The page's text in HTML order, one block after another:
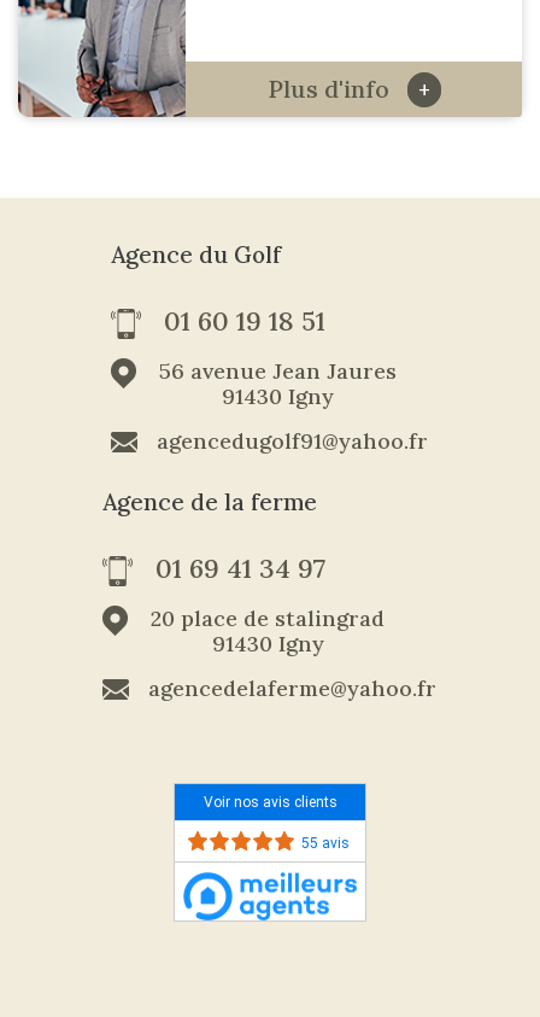
Plus d'info +
Agence du Golf
01 60 19 18 51
56 avenue Jean Jaures
91430 Igny
agencedugolf91@yahoo.fr
Agence de la ferme
01 69 41 34 97
20 place de stalingrad
91430 Igny
agencedelaferme@yahoo.fr
Voir nos avis clients
55 avis